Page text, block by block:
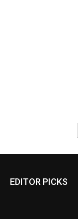
EDITOR PICKS